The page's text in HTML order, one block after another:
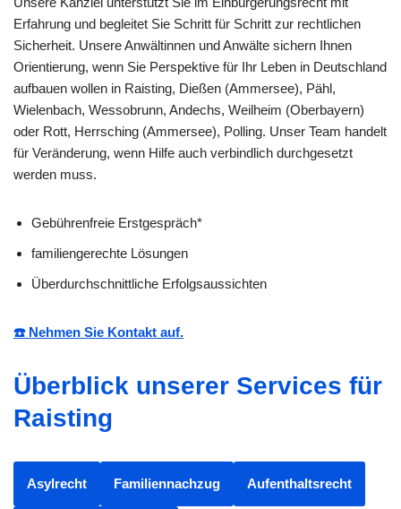
Erfahrung und begleitet Sie Schritt für Schritt zur rechtlichen
Sicherheit. Unsere Anwältinnen und Anwälte sichern Ihnen
Orientierung, wenn Sie Perspektive für Ihr Leben in Deutschland
aufbauen wollen in Raisting, Dießen (Ammersee), Pähl,
Wielenbach, Wessobrunn, Andechs, Weilheim (Oberbayern)
oder Rott, Herrsching (Ammersee), Polling. Unser Team handelt
für Veränderung, wenn Hilfe auch verbindlich durchgesetzt
werden muss.
Gebührenfreie Erstgespräch*
familiengerechte Lösungen
Überdurchschnittliche Erfolgsaussichten
☎️ Nehmen Sie Kontakt auf.
Überblick unserer Services für
Raisting
Asylrecht Familiennachzug Aufenthaltsrecht